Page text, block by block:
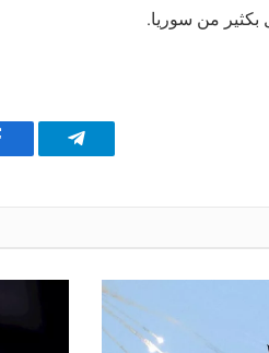
بكثير من سوريا.
تيلقرام